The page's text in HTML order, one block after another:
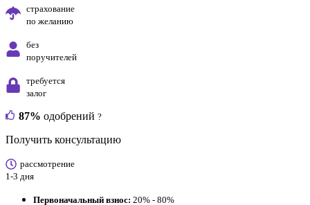
страхование
по желанию
без
поручителей
требуется
залог
87% одобрений ?
Получить консультацию
рассмотрение
1-3 дня
Первоначальный взнос: 20% - 80%